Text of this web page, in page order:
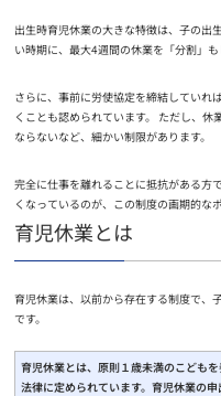
出生時育児休業の大きな特徴は、子の出
い時期に、最大4週間の休業を「分割」
さらに、事前に労使協定を締結していれ
くことも認められています。 ただし、
ならないなど、細かい制限があります。
完全に仕事を離れることに抵抗がある方
くなっているのが、この制度の画期的な
育児休業とは
育児休業は、以前から存在する制度で、
です。
育児休業とは、原則１歳未満のこども
法律に定められています。育児休業の